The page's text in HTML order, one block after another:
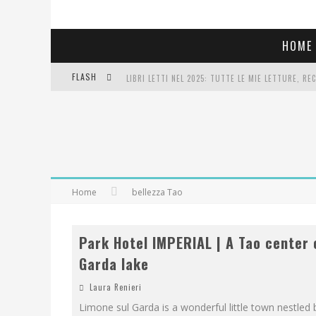
HOME
FLASH LIBRI LETTI NEL 2025: TUTTE LE MIE LETTURE,
Home bellezza Tao
Park Hotel IMPERIAL | A Tao center
Garda lake
Laura Renieri
Limone sul Garda is a wonderful little town nestled